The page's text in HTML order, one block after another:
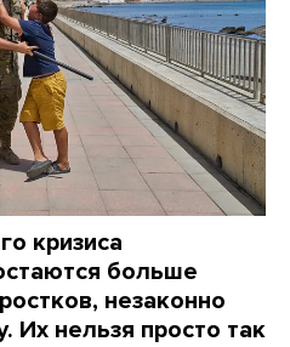
кризиса
больше
незаконно
Их нельзя просто так